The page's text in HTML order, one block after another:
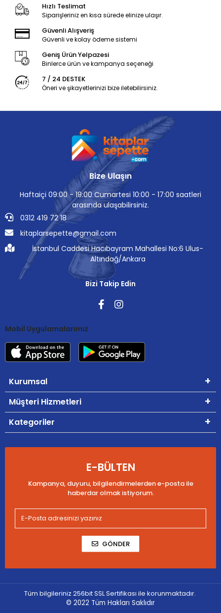
Hızlı Teslimat
Siparişleriniz en kısa sürede elinize ulaşır.
Güvenli Alışveriş
Güvenli ve kolay ödeme sistemi
Geniş Ürün Yelpazesi
Binlerce ürün ve kampanya seçeneği
7 / 24 DESTEK
Öneri ve şikayetlerinizi bize iletebilirsiniz.
Bize Ulaşın
Haftaiçi 09:00 - 19:00 Cumartesi 10:00 - 17:00 saatleri
arasında ulaşabilirsiniz.
0312 419 72 18
kitaplarsepette@gmail.com
İstanbul Caddesi Hacıbayram Mahallesi No:6 Ulus-
Altındağ/Ankara
Bizi Takip Edin
Mobil Uygulamalarımız
Kurumsal
Müşteri Hizmetleri
Kategoriler
E-BÜLTEN
Kampanya, duyuru, bilgilendirmelerden e-posta ile
haberdar olmak istiyorum.
GÖNDER
Tüm bilgileriniz 256bit SSL Sertifikası ile korunmaktadır.
© 2022 Tüm Hakları Saklıdır